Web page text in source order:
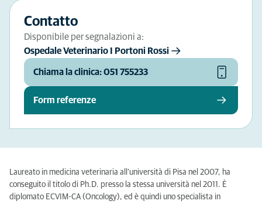
Contatto
Disponibile per segnalazioni a:
Ospedale Veterinario I Portoni Rossi
Chiama la clinica: 051 755233
Form referenze
Laureato in medicina veterinaria all’università di Pisa nel 2007, ha
conseguito il titolo di Ph.D. presso la stessa università nel 2011. È
diplomato ECVIM-CA (Oncology), ed è quindi uno specialista in